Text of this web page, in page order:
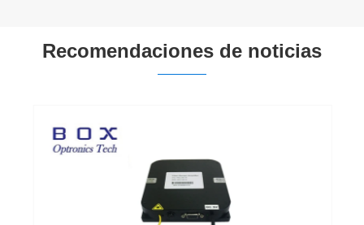
Recomendaciones de noticias